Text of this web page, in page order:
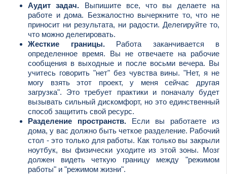
Аудит задач. Выпишите все, что вы делаете на
работе и дома. Безжалостно вычеркните то, что не
приносит ни результата, ни радости. Делегируйте то,
что можно делегировать.
Жесткие границы.Работа заканчивается в
определенное время. Вы не отвечаете на рабочие
сообщения в выходные и после восьми вечера. Вы
учитесь говорить "нет" без чувства вины. "Нет, я не
могу взять этот проект, у меня сейчас другая
загрузка". Это требует практики и поначалу будет
вызывать сильный дискомфорт, но это единственный
способ защитить свой ресурс.
Разделение пространств. Если вы работаете из
дома, у вас должно быть четкое разделение. Рабочий
стол - это только для работы. Как только вы закрыли
ноутбук, вы физически уходите из этой зоны. Мозг
должен видеть четкую границу между "режимом
работы" и "режимом жизни".